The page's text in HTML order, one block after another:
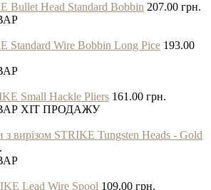
Bullet Head Standard Bobbin 207.00 грн.
Standard Wire Bobbin Long Pice 193.00
Small Hackle Pliers 161.00 грн.
ХІТ ПРОДАЖУ
з вирізом STRIKE Tungsten Heads - Gold
Lead Wire Spool 109.00 грн.